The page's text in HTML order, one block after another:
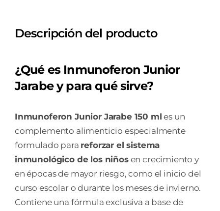
ENVASE
cantidad
Descripción del producto
¿Qué es Inmunoferon Junior
Jarabe y para qué sirve?
Inmunoferon Junior Jarabe 150 ml es un
complemento alimenticio especialmente
formulado para reforzar el sistema
inmunológico de los niñosen crecimiento y
en épocas de mayor riesgo, como el inicio del
curso escolar o durante los meses de invierno.
Contiene una fórmula exclusiva a base de